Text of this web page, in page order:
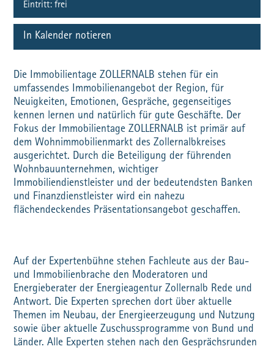
Eintritt: frei
In Kalender notieren
Die Immobilientage ZOLLERNALB stehen für ein
umfassendes Immobilienangebot der Region, für
Neuigkeiten, Emotionen, Gespräche, gegenseitiges
kennen lernen und natürlich für gute Geschäfte. Der
Fokus der Immobilientage ZOLLERNALB ist primär auf
dem Wohnimmobilienmarkt des Zollernalbkreises
ausgerichtet. Durch die Beteiligung der führenden
Wohnbauunternehmen, wichtiger
Immobiliendienstleister und der bedeutendsten Banken
und Finanzdienstleister wird ein nahezu
flächendeckendes Präsentationsangebot geschaffen.
Auf der Expertenbühne stehen Fachleute aus der Bau-
und Immobilienbrache den Moderatoren und
Energieberater der Energieagentur Zollernalb Rede und
Antwort. Die Experten sprechen dort über aktuelle
Themen im Neubau, der Energieerzeugung und Nutzung
sowie über aktuelle Zuschussprogramme von Bund und
Länder. Alle Experten stehen nach den Gesprächsrunden